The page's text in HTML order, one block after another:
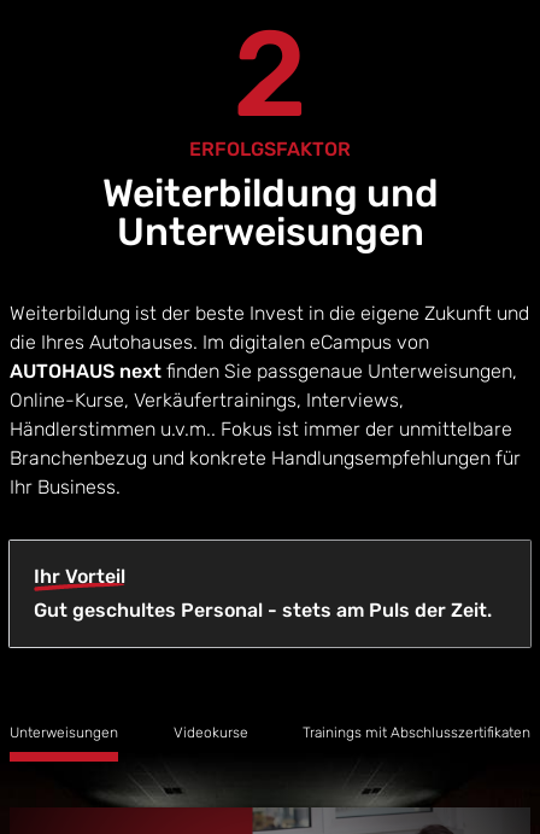
2
ERFOLGSFAKTOR
Weiterbildung und
Unterweisungen
Weiterbildung ist der beste Invest in die eigene Zukunft und
die Ihres Autohauses. Im digitalen eCampus von
AUTOHAUS next finden Sie passgenaue Unterweisungen,
Online-Kurse, Verkäufertrainings, Interviews,
Händlerstimmen u.v.m.. Fokus ist immer der unmittelbare
Branchenbezug und konkrete Handlungsempfehlungen für
Ihr Business.
Ihr Vorteil
Gut geschultes Personal - stets am Puls der Zeit.
Unterweisungen Videokurse Trainings mit Abschlusszertifikaten